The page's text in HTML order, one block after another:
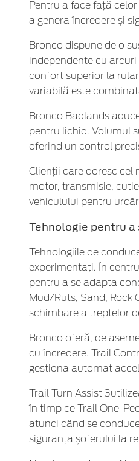
Pentru a face față
a genera încredere și
Bronco dispune de o
independente cu
confort superior la
variabilă este
Bronco Badlands
pentru lichid. Volumul
oferind un control
Clienții care doresc
motor, transmisie,
vehiculului pentru
Tehnologie pentru
Tehnologiile de
experimentați. În
pentru a se adapta
Mud/Ruts, Sand, Rock
schimbare a treptelor
Bronco oferă, de
cu încredere. Trail
gestiona automat
Trail Turn Assist
în timp ce Trail One-
atunci când se
siguranța șoferului la